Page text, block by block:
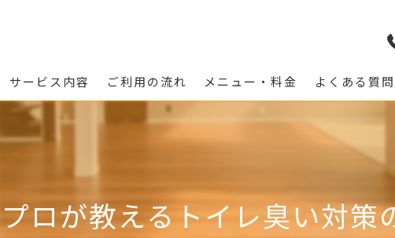
サービス内容 ご利用の流れ メニュー・料金 よくある質問
プロが教えるトイレ臭い対策